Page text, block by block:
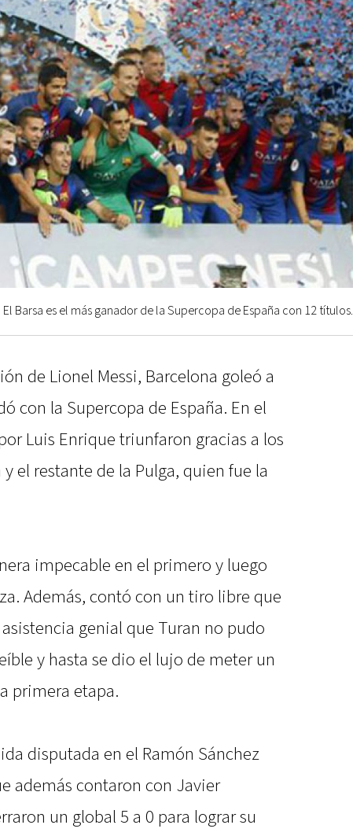
El Barsa es el más ganador de la Supercopa de España con 12 títulos.
de Lionel Messi, Barcelona goleó a
con la Supercopa de España. En el
Luis Enrique triunfaron gracias a los
el restante de la Pulga, quien fue la
impecable en el primero y luego
Además, contó con un tiro libre que
genial que Turan no pudo
y hasta se dio el lujo de meter un
primera etapa.
disputada en el Ramón Sánchez
además contaron con Javier
un global 5 a 0 para lograr su